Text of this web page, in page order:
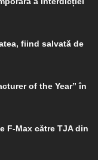
fiind salvată de
of the Year” în
F-Max către TJA din